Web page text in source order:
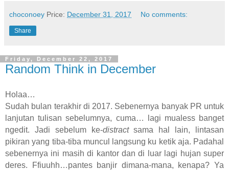
choconoey Price: December 31, 2017 No comments:
Share
Friday, December 22, 2017
Random Think in December
Holaa…
Sudah bulan terakhir di 2017. Sebenernya banyak PR untuk
lanjutan tulisan sebelumnya, cuma… lagi mualess banget
ngedit. Jadi sebelum ke-distractsama hal lain, lintasan
pikiran yang tiba-tiba muncul langsung ku ketik aja. Padahal
sebenernya ini masih di kantor dan di luar lagi hujan super
deres. Ffiuuhh…pantes banjir dimana-mana, kenapa? Ya